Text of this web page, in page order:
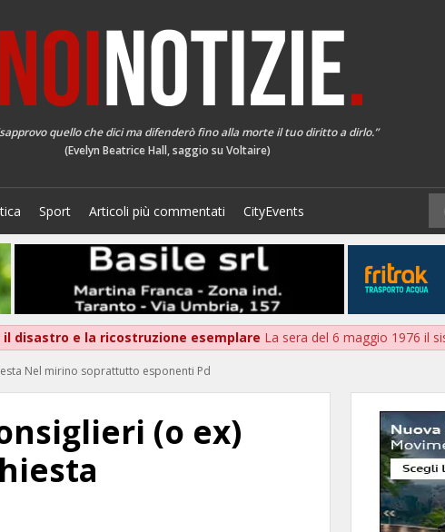
quello che dici ma difenderò fino alla morte il tuo diritto a dirlo.”
(Evelyn Beatrice Hall, saggio su Voltaire)
Sport Articoli più commentati CityEvents
disastro e la ricostruzione esemplare La sera del 6 maggio 1976 il
Nel mirino soprattutto esponenti Pd
(o ex)